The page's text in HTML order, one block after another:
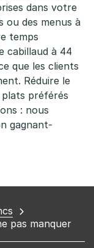
dans votre
ou des menus à
temps
cabillaud à 44
que les clients
Réduire le
plats préférés
: nous
gagnant-
pas manquer